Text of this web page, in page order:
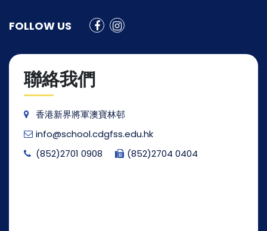
FOLLOW US
聯絡我們
香港新界將軍澳寶林邨
info@school.cdgfss.edu.hk
(852)2701 0908
(852)2704 0404